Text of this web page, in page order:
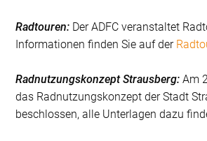
Radtouren: Der ADFC veranstaltet
Informationen finden Sie auf der
Radnutzungskonzept Strausberg:Am
das Radnutzungskonzept der Stadt
beschlossen, alle Unterlagen dazu